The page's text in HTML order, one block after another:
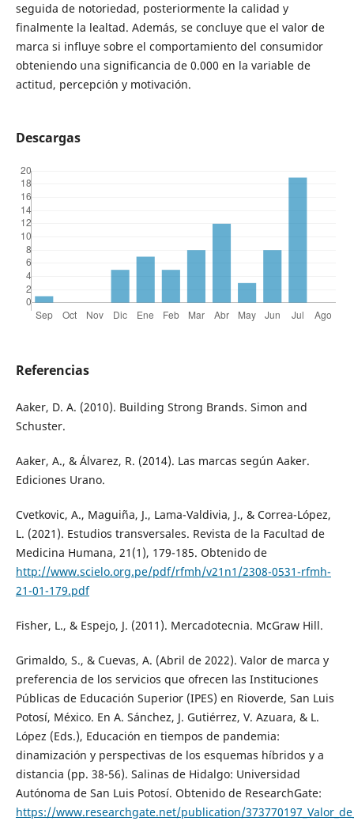
seguida de notoriedad, posteriormente la calidad y
finalmente la lealtad. Además, se concluye que el valor de
marca si influye sobre el comportamiento del consumidor
obteniendo una significancia de 0.000 en la variable de
actitud, percepción y motivación.
Descargas
Referencias
Aaker, D. A. (2010). Building Strong Brands. Simon and
Schuster.
Aaker, A., & Álvarez, R. (2014). Las marcas según Aaker.
Ediciones Urano.
Cvetkovic, A., Maguiña, J., Lama-Valdivia, J., & Correa-López,
L. (2021). Estudios transversales. Revista de la Facultad de
Medicina Humana, 21(1), 179-185. Obtenido de
http://www.scielo.org.pe/pdf/rfmh/v21n1/2308-0531-rfmh-
21-01-179.pdf
Fisher, L., & Espejo, J. (2011). Mercadotecnia. McGraw Hill.
Grimaldo, S., & Cuevas, A. (Abril de 2022). Valor de marca y
preferencia de los servicios que ofrecen las Instituciones
Públicas de Educación Superior (IPES) en Rioverde, San Luis
Potosí, México. En A. Sánchez, J. Gutiérrez, V. Azuara, & L.
López (Eds.), Educación en tiempos de pandemia:
dinamización y perspectivas de los esquemas híbridos y a
distancia (pp. 38-56). Salinas de Hidalgo: Universidad
Autónoma de San Luis Potosí. Obtenido de ResearchGate:
https://www.researchgate.net/publication/